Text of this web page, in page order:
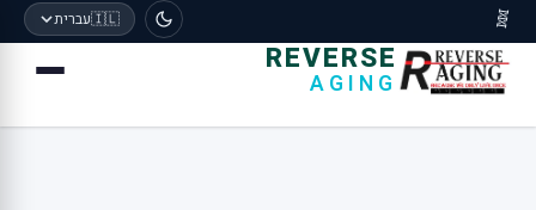
🧬
🇮🇱עברית
REVERSE
AGING